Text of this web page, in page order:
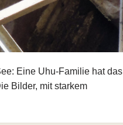
Eine Uhu-Familie hat das
Bilder, mit starkem